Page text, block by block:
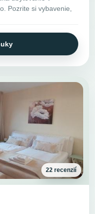
Pozrite si vybavenie,
22 recenzií